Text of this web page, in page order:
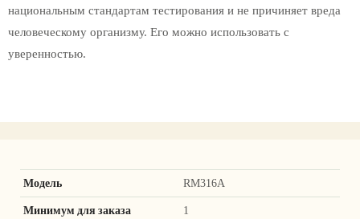
национальным стандартам тестирования и не причиняет вреда
человеческому организму. Его можно использовать с
уверенностью.
Модель RM316A
Минимум для заказа 1